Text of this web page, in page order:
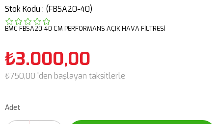
Stok Kodu (FBSA20-40)
BMC FBSA20-40 CM PERFORMANS AÇIK HAVA FİLTRESİ
₺3.000,00
₺750,00 'den başlayan taksitlerle
Adet